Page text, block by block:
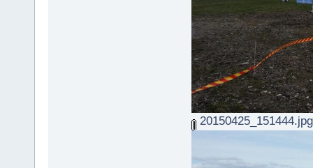
20150425_151444.jpg